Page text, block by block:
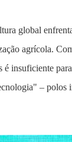
global
agrícola.
insuficiente
–